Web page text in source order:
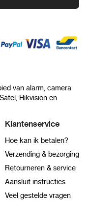
A to 0.15 A,
coaxial power
mm ×4 mm (Ø4.7"
lb.)
van alarm, camera
Hikvision en
Klantenservice
Hoe kan ik betalen?
Verzending & bezorging
Retourneren & service
Aansluit instructies
Veel gestelde vragen